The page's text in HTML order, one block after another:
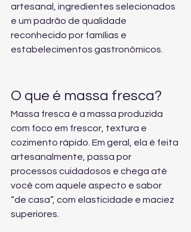
artesanal, ingredientes selecionados
e um padrão de qualidade
reconhecido por famílias e
estabelecimentos gastronômicos.
O que é massa fresca?
Massa fresca é a massa produzida
com foco em frescor, textura e
cozimento rápido. Em geral, ela é feita
artesanalmente, passa por
processos cuidadosos e chega até
você com aquele aspecto e sabor
“de casa”, com elasticidade e maciez
superiores.